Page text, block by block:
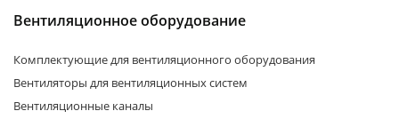
Вентиляционное оборудование
Комплектующие для вентиляционного оборудования
Вентиляторы для вентиляционных систем
Вентиляционные каналы